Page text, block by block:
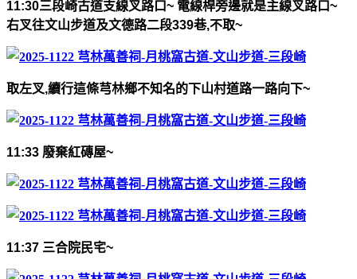
11:30三段崎古道支線叉路口~ 電線桿旁邊就是主線叉路口~
右叉往文山步道及文德路二段339巷,不取~
取左叉,續行這條芎林鄉不知名的下山村道路一路向下~
11:33 廢棄紅磚屋~
11:37 三合院民宅~